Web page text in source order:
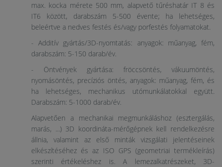
max. kocka mérete 500 mm, alapvető tűréshatár IT 8 és
IT6 között, darabszám 5-500 évente; ha lehetséges,
beleértve a nedves festés és/vagy porfestés folyamatokat.
- Additív gyártás/3D-nyomtatás: anyagok: műanyag, fém,
darabszám: 5-150 darab/év.
- Öntvények gyártása: fröccsöntés, vákuumöntés,
nyomásöntés, precíziós öntés, anyagok: műanyag, fém, és
ha lehetséges, mechanikus utómunkálatokkal együtt.
Darabszám: 5-1000 darab/év.
Alapvetően a mechanikai megmunkáláshoz (esztergálás,
marás, ...) 3D koordináta-mérőgépnek kell rendelkezésre
állnia, valamint az első minták vizsgálati jelentéseinek
elkészítéséhez és az ISO GPS (geometriai termékleírás)
szerinti értékeléshez is. A lemezalkatrészeket, 3D-